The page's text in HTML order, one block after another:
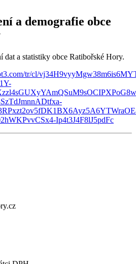
a demografie obce
dat a statistiky obce Ratibořské Hory.
tr/cl/
Ip4t3J4F8lJ5pdFc